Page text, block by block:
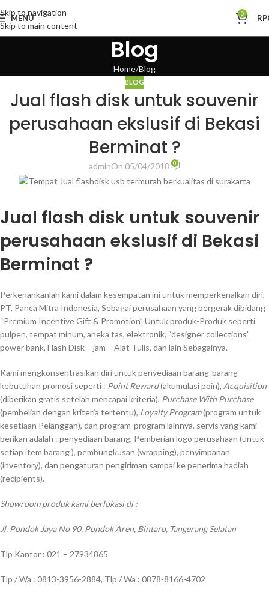
Skip to navigation
Skip to main content
MENU 0 RP
Blog
Home Blog
BLOG
Jual flash disk untuk souvenir
perusahaan ekslusif di Bekasi
Berminat ?
adminOn 05/04/2018 0
Jual flash disk untuk souvenir
perusahaan ekslusif di Bekasi
Berminat ?
Perkenankanlah kami dalam kesempatan ini untuk memperkenalkan diri,
PT. Panca Mitra Indonesia, Sebagai perusahaan yang bergerak dibidang
“Premium Incentive Gift & Promotion” Untuk produk-Produk seperti
pulpen, tempat minum, aneka tas, elektronik, “designer collections”
power bank, Flash Disk – jam – Alat Tulis, dan lain Sebagainya.
Kami mengkonsentrasikan diri untuk penyediaan barang-barang
kebutuhan promosi seperti : Point Reward(akumulasi poin), Acquisition
(diberikan gratis setelah mencapai kriteria), Purchase With Purchase
(pembelian dengan kriteria tertentu), Loyalty Program(program untuk
kesetiaan Pelanggan), dan program-program lainnya. servis yang kami
berikan adalah : penyediaan barang, Pemberian logo perusahaan (untuk
setiap item barang ), pembungkusan (wrapping), penyimpanan
(inventory), dan pengaturan pengiriman sampai ke penerima hadiah
(recipients).
Showroom produk kami berlokasi di :
Jl. Pondok Jaya No 90, Pondok Aren, Bintaro, Tangerang Selatan
Tlp Kantor : 021 – 27934865
Tlp / Wa : 0813-3956-2884, Tlp / Wa : 0878-8166-4702